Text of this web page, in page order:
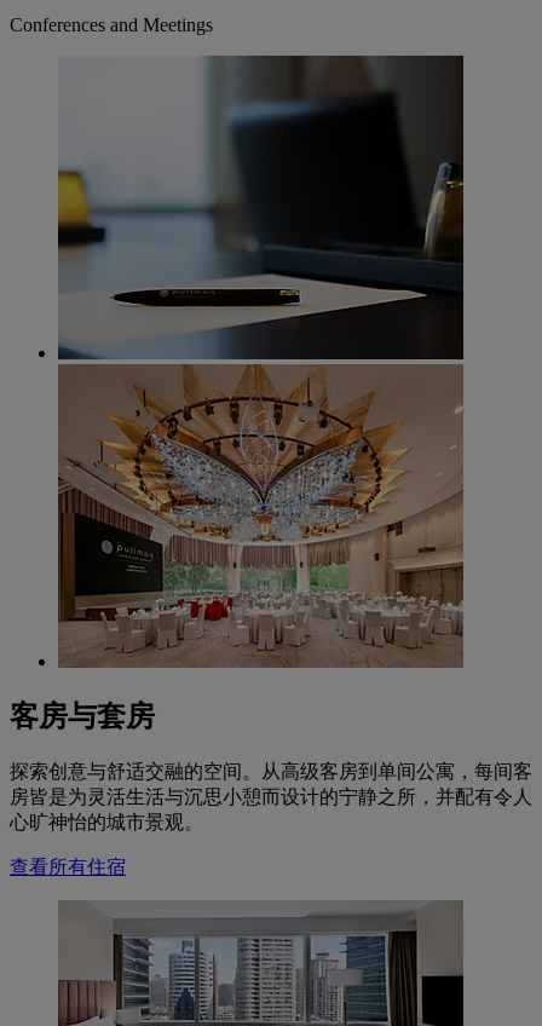
Conferences and Meetings
客房与套房
探索创意与舒适交融的空间。从高级客房到单间公寓，每间客
房皆是为灵活生活与沉思小憩而设计的宁静之所，并配有令人
心旷神怡的城市景观。
查看所有住宿